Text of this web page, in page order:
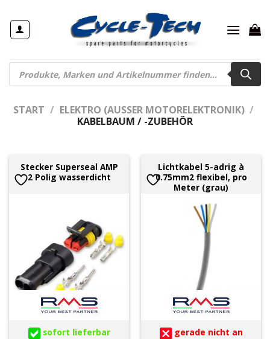
Inhalt
springen
Products
search
START / ELEKTRO (AUSSER MOTORELEKTRONIK) /
KABELBAUM / -ZUBEHÖR
Stecker Superseal AMP
2 Polig wasserdicht
sofort lieferbar
Lichtkabel 5-adrig à
0.75mm2 flexibel, pro
Meter (grau)
gerade nicht an